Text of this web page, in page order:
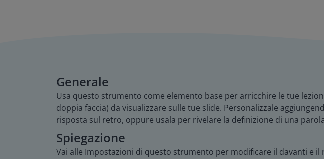
Generale
Usa questo strumento come elemento base per arricchire le tue
doppia faccia) da visualizzare sulle tue slide. Personalizzale
risposta sul retro, oppure usala per rivelare la definizione di una
Spiegazione
Vai alle Impostazioni di questo strumento per modificare il davanti e